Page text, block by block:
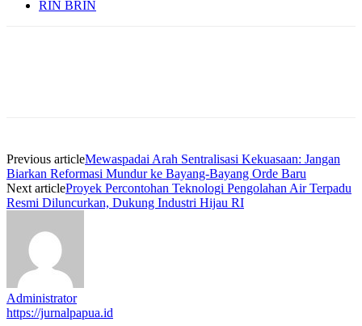
RIN BRIN
Previous articleMewaspadai Arah Sentralisasi Kekuasaan: Jangan
Biarkan Reformasi Mundur ke Bayang-Bayang Orde Baru
Next articleProyek Percontohan Teknologi Pengolahan Air Terpadu
Resmi Diluncurkan, Dukung Industri Hijau RI
Administrator
https://jurnalpapua.id